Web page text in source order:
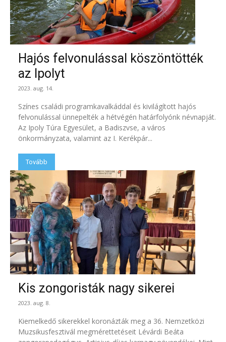
Hajós felvonulással köszöntötték
az Ipolyt
2023. aug. 14.
Színes családi programkavalkáddal és kivilágított hajós
felvonulással ünnepelték a hétvégén határfolyónk névnapját.
Az Ipoly Túra Egyesület, a Badiszvse, a város
önkormányzata, valamint az I. Kerékpár...
Tovább
Kis zongoristák nagy sikerei
2023. aug. 8.
Kiemelkedő sikerekkel koronázták meg a 36. Nemzetközi
Muzsikusfesztivál megmérettetéseit Lévárdi Beáta